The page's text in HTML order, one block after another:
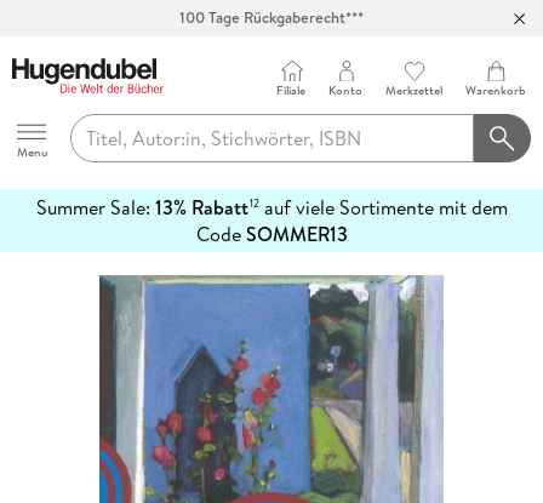
100 Tage Rückgaberecht***
Hugendubel
Menu
Filiale Konto Merkzettel Warenkorb
Summer Sale: 13% Rabatt12auf viele Sortimente mit dem
CodeSOMMER13
erfahren